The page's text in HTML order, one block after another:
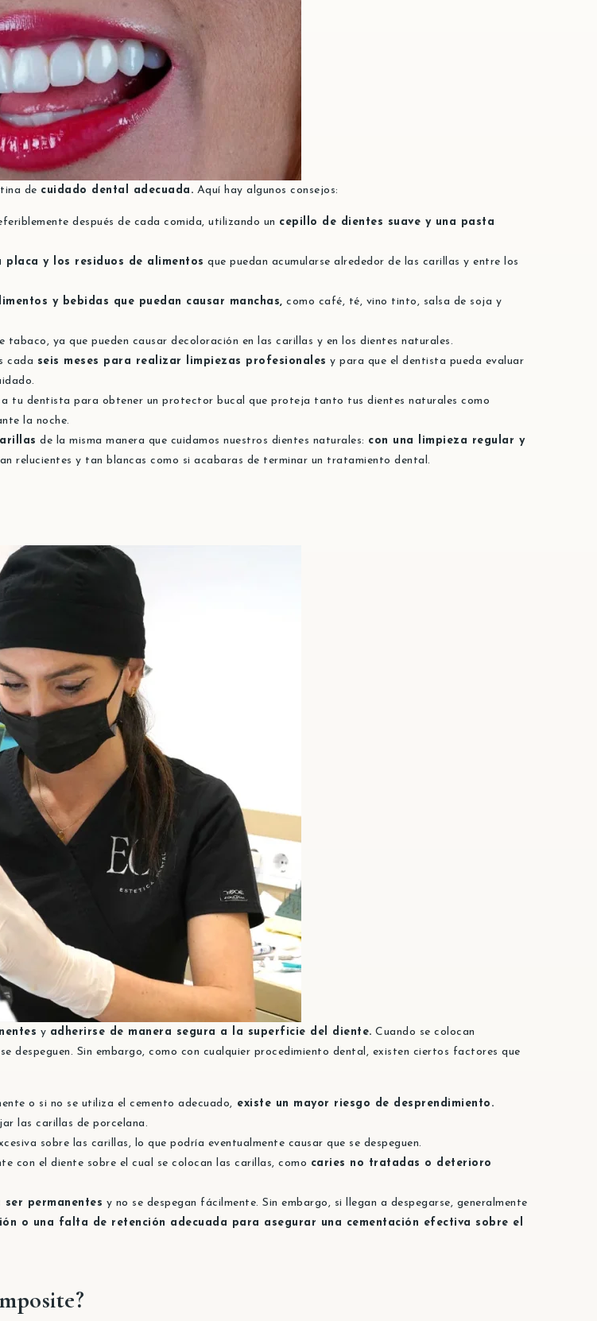
de cuidado dental adecuada. Aquí hay algunos consejos:
después de cada comida, utilizando un cepillo de dientes suave y una pasta
placa y los residuos de alimentos que puedan acumularse alrededor de las carillas y entre los
y bebidas que puedan causar manchas, como café, té, vino tinto, salsa de soja y
ya que pueden causar decoloración en las carillas y en los dientes naturales.
cada seis meses para realizar limpiezas profesionales y para que el dentista pueda evaluar
a tu dentista para obtener un protector bucal que proteja tanto tus dientes naturales como
la noche.
de la misma manera que cuidamos nuestros dientes naturales: con una limpieza regular y
relucientes y tan blancas como si acabaras de terminar un tratamiento dental.
y adherirse de manera segura a la superficie del diente. Cuando se colocan
despeguen. Sin embargo, como con cualquier procedimiento dental, existen ciertos factores que
o si no se utiliza el cemento adecuado, existe un mayor riesgo de desprendimiento.
las carillas de porcelana.
sobre las carillas, lo que podría eventualmente causar que se despeguen.
con el diente sobre el cual se colocan las carillas, como caries no tratadas o deterioro
permanentes y no se despegan fácilmente. Sin embargo, si llegan a despegarse, generalmente
o una falta de retención adecuada para asegurar una cementación efectiva sobre el